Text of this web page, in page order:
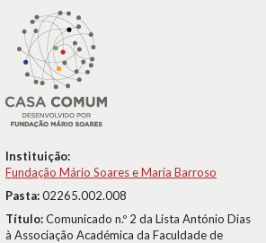
Instituição:
Fundação Mário Soares e Maria Barroso
Pasta:02265.002.008
Título:Comunicado n.º 2 da Lista António Dias
à Associação Académica da Faculdade de